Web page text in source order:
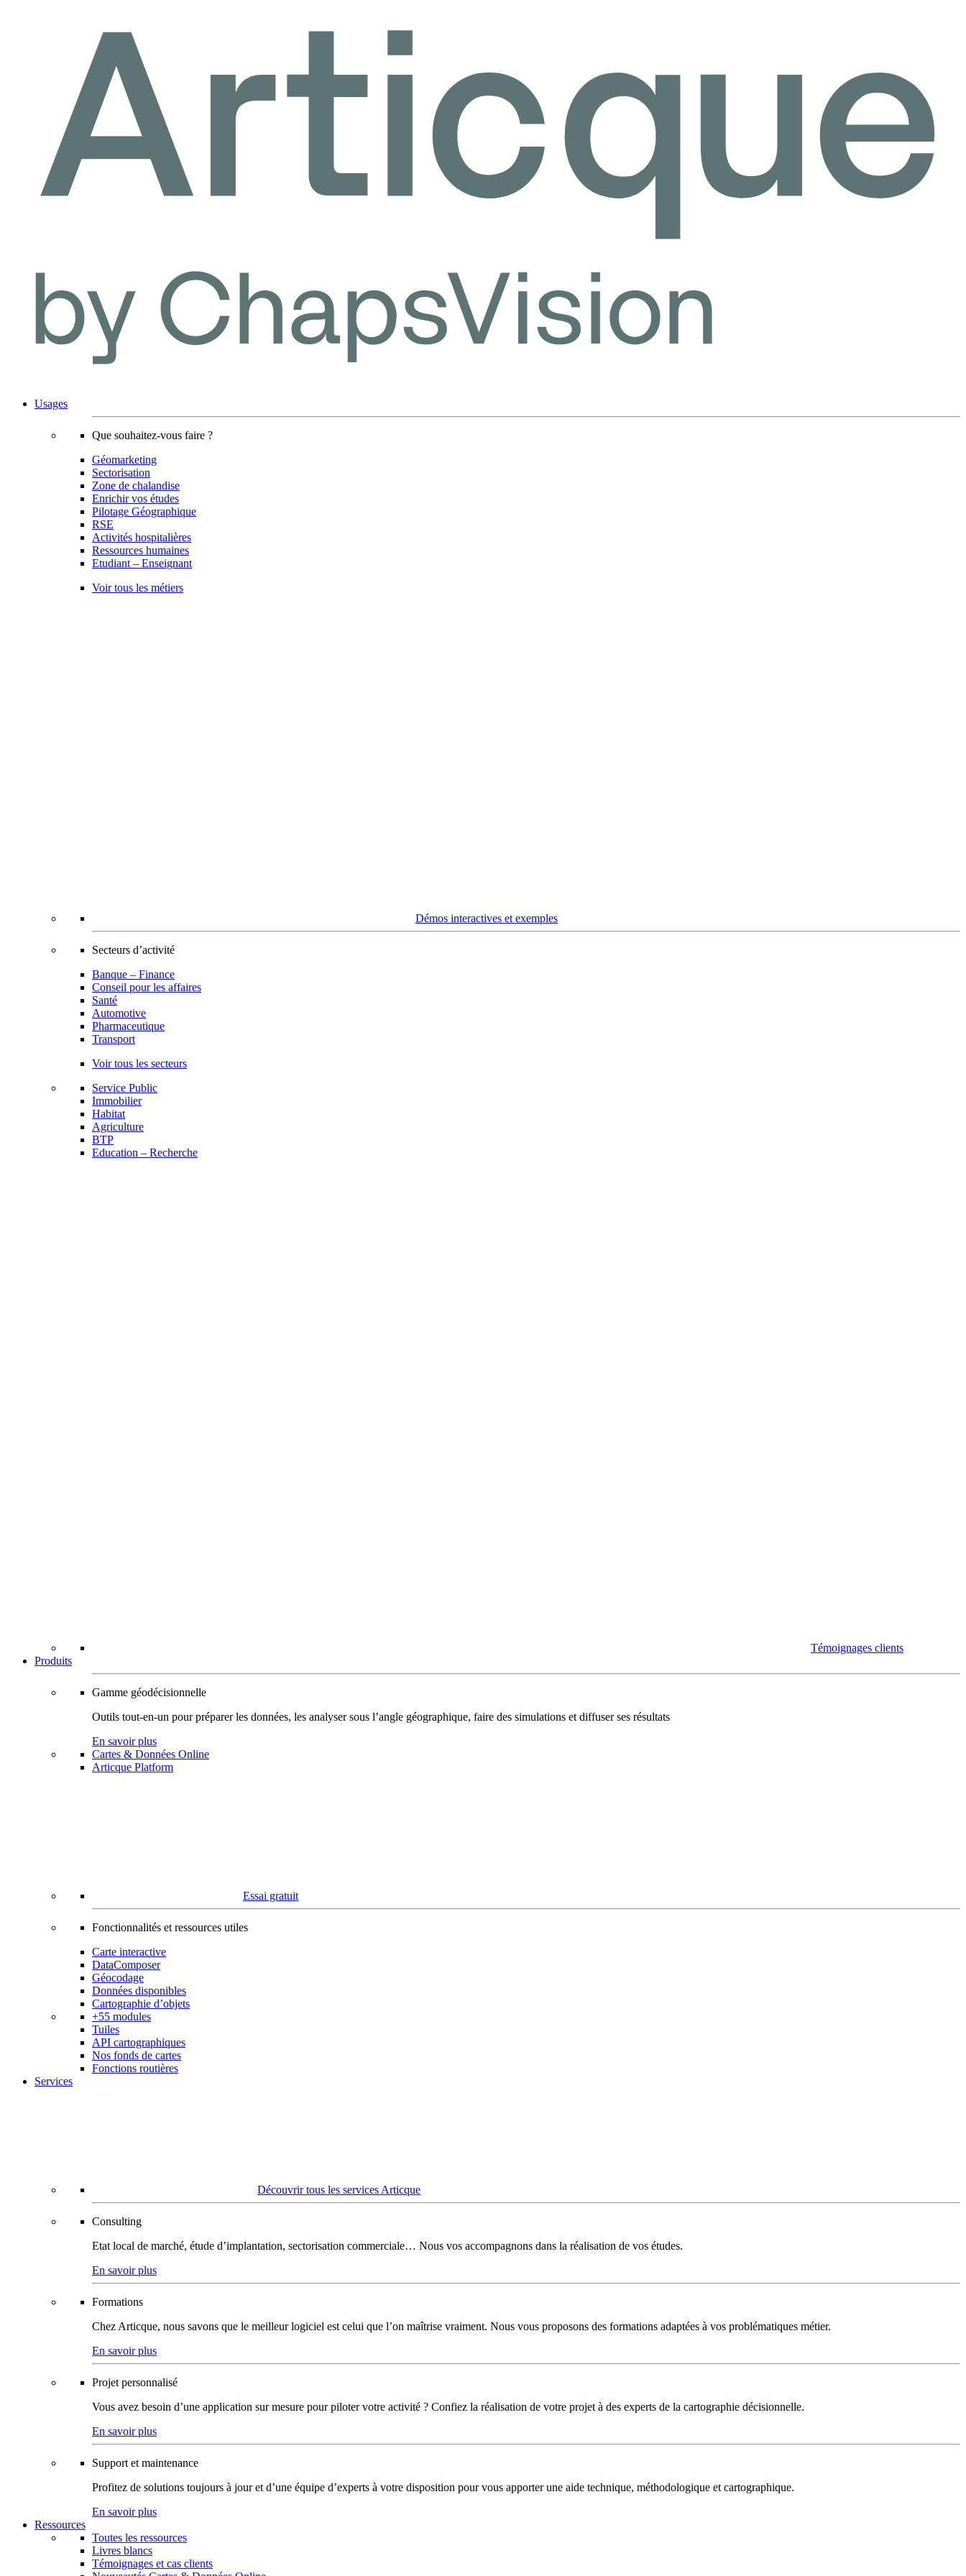
Usages
Que souhaitez-vous faire ?
Géomarketing
Sectorisation
Zone de chalandise
Enrichir vos études
Pilotage Géographique
RSE
Activités hospitalières
Ressources humaines
Etudiant – Enseignant
Voir tous les métiers
Démos interactives et exemples
Secteurs d’activité
Banque – Finance
Conseil pour les affaires
Santé
Automotive
Pharmaceutique
Transport
Voir tous les secteurs
Service Public
Immobilier
Habitat
Agriculture
BTP
Education – Recherche
Témoignages clients
Produits
Gamme géodécisionnelle
Outils tout-en-un pour préparer les données, les analyser sous l’angle géographique, faire des simulations et diffuser ses résultats
En savoir plus
Cartes & Données Online
Articque Platform
Essai gratuit
Fonctionnalités et ressources utiles
Carte interactive
DataComposer
Géocodage
Données disponibles
Cartographie d’objets
+55 modules
Tuiles
API cartographiques
Nos fonds de cartes
Fonctions routières
Services
Découvrir tous les services Articque
Consulting
Etat local de marché, étude d’implantation, sectorisation commerciale… Nous vos accompagnons dans la réalisation de vos études.
En savoir plus
Formations
Chez Articque, nous savons que le meilleur logiciel est celui que l’on maîtrise vraiment. Nous vous proposons des formations adaptées à vos problématiques métier.
En savoir plus
Projet personnalisé
Vous avez besoin d’une application sur mesure pour piloter votre activité ? Confiez la réalisation de votre projet à des experts de la cartographie décisionnelle.
En savoir plus
Support et maintenance
Profitez de solutions toujours à jour et d’une équipe d’experts à votre disposition pour vous apporter une aide technique, méthodologique et cartographique.
En savoir plus
Ressources
Toutes les ressources
Livres blancs
Témoignages et cas clients